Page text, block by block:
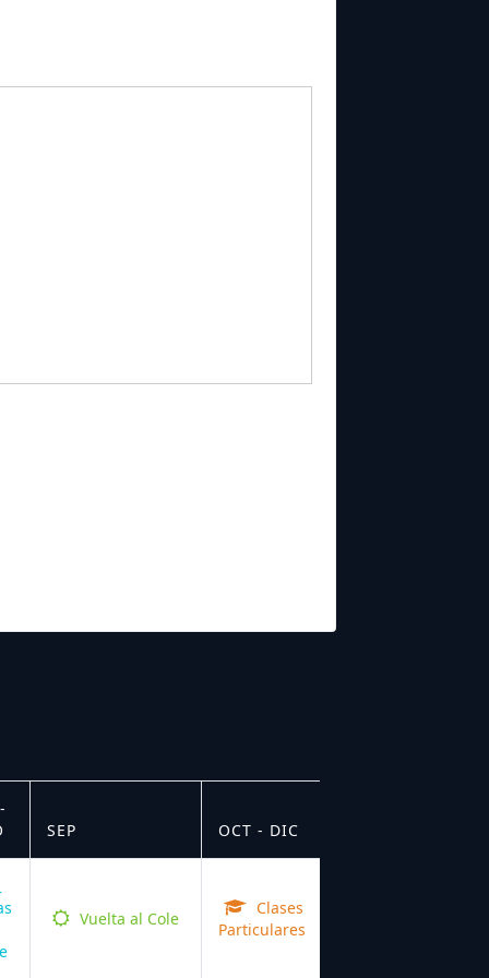
SEP OCT - DIC
Vuelta al Cole
Clases
Particulares